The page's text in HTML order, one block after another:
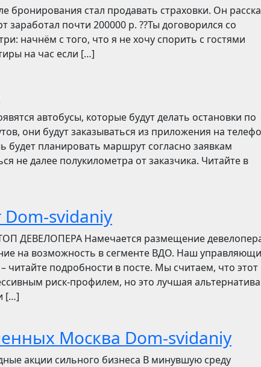
бронирования стал продавать страховки. Он
заработал почти 200000 р. ??Ты договорился со
начнём с того, что я не хочу спорить с гостями
на час если […]
автобусы, которые будут делать остановки по
они будут заказываться из приложения на
будет планировать маршрут согласно заявкам
не далее полукилометра от заказчика. Читайте в
svidaniy
ДЕВЕЛОПЕРА Намечается размещение
на возможность в сегменте ВДО. Наш
– читайте подробности в посте. Мы считаем, что этот
риск-профилем, но это лучшая альтернатива
[…]
Москва Dom-svidaniy
акции сильного бизнеса В минувшую среду